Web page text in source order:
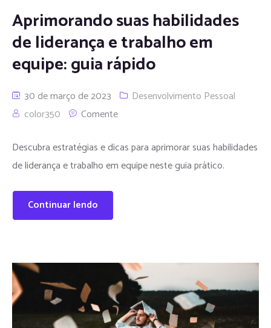
Aprimorando suas habilidades
de liderança e trabalho em
equipe: guia rápido
30 de março de 2023
Desenvolvimento Pessoal
color350
Comente
Descubra estratégias e dicas para aprimorar suas habilidades
de liderança e trabalho em equipe neste guia prático.
Continuar lendo